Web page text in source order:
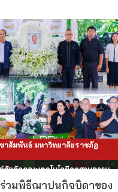
าสัมพันธ์ มหาวิทยาลัยราชภัฏ
ร่วมพิธีฌาปนกิจบิดาของ